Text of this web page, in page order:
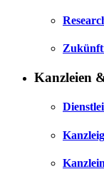
Kanzleien